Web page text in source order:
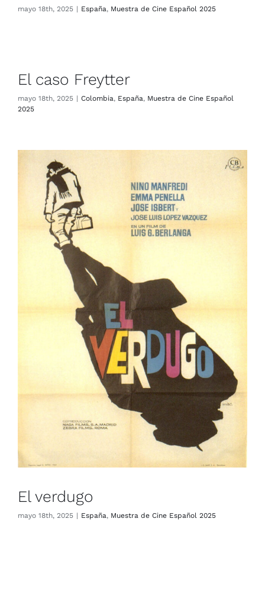
mayo 18th, 2025 | España, Muestra de Cine Español 2025
El caso Freytter
mayo 18th, 2025 | Colombia, España, Muestra de Cine Español
2025
El verdugo
España Muestra de Cine Español 2025
El verdugo
mayo 18th, 2025 | España, Muestra de Cine Español 2025